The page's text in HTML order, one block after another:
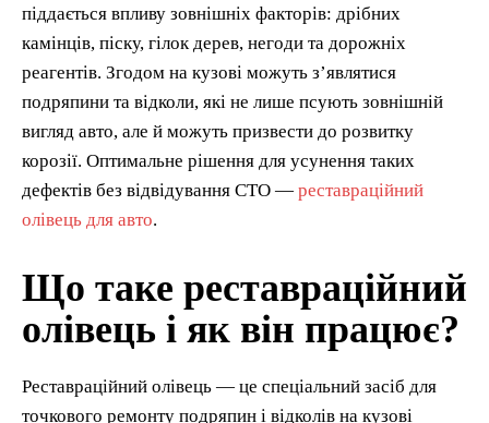
піддається впливу зовнішніх факторів: дрібних
камінців, піску, гілок дерев, негоди та дорожніх
реагентів. Згодом на кузові можуть з’являтися
подряпини та відколи, які не лише псують зовнішній
вигляд авто, але й можуть призвести до розвитку
корозії. Оптимальне рішення для усунення таких
дефектів без відвідування СТО — реставраційний
олівець для авто.
Що таке реставраційний
олівець і як він працює?
Реставраційний олівець — це спеціальний засіб для
точкового ремонту подряпин і відколів на кузові